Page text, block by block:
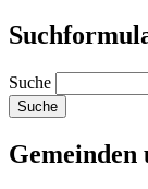
Suche